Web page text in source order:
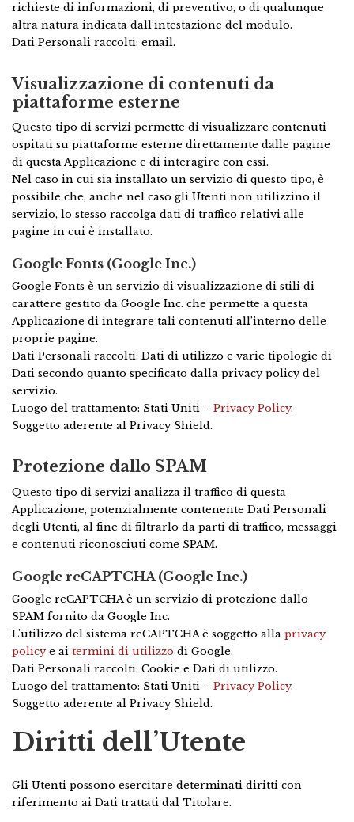
richieste di informazioni, di preventivo, o di qualunque
altra natura indicata dall’intestazione del modulo.
Dati Personali raccolti: email.
Visualizzazione di contenuti da
piattaforme esterne
Questo tipo di servizi permette di visualizzare contenuti
ospitati su piattaforme esterne direttamente dalle pagine
di questa Applicazione e di interagire con essi.
Nel caso in cui sia installato un servizio di questo tipo, è
possibile che, anche nel caso gli Utenti non utilizzino il
servizio, lo stesso raccolga dati di traffico relativi alle
pagine in cui è installato.
Google Fonts (Google Inc.)
Google Fonts è un servizio di visualizzazione di stili di
carattere gestito da Google Inc. che permette a questa
Applicazione di integrare tali contenuti all’interno delle
proprie pagine.
Dati Personali raccolti: Dati di utilizzo e varie tipologie di
Dati secondo quanto specificato dalla privacy policy del
servizio.
Luogo del trattamento: Stati Uniti – Privacy Policy.
Soggetto aderente al Privacy Shield.
Protezione dallo SPAM
Questo tipo di servizi analizza il traffico di questa
Applicazione, potenzialmente contenente Dati Personali
degli Utenti, al fine di filtrarlo da parti di traffico, messaggi
e contenuti riconosciuti come SPAM.
Google reCAPTCHA (Google Inc.)
Google reCAPTCHA è un servizio di protezione dallo
SPAM fornito da Google Inc.
L'utilizzo del sistema reCAPTCHA è soggetto alla privacy
policye ai termini di utilizzo di Google.
Dati Personali raccolti: Cookie e Dati di utilizzo.
Luogo del trattamento: Stati Uniti – Privacy Policy.
Soggetto aderente al Privacy Shield.
Diritti dell’Utente
Gli Utenti possono esercitare determinati diritti con
riferimento ai Dati trattati dal Titolare.